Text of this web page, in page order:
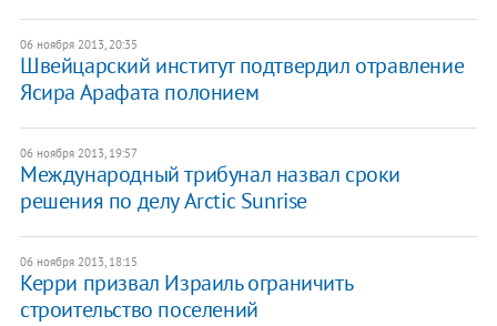
06 ноября 2013, 20:35
Швейцарский институт подтвердил отравление
Ясира Арафата полонием
06 ноября 2013, 19:57
Международный трибунал назвал сроки
решения по делу Arctic Sunrise
06 ноября 2013, 18:15
Керри призвал Израиль ограничить
строительство поселений